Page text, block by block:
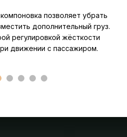
эргономика водительского и
пассажирского места
руля, курка газа. Возможность
позволяет убрать
дополнительный груз.
регулировкой жёсткости
движении с пассажиром.